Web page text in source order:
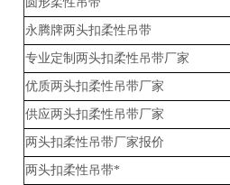
永腾牌两头扣柔性吊带
专业定制两头扣柔性吊带厂家
优质两头扣柔性吊带厂家
供应两头扣柔性吊带厂家
两头扣柔性吊带厂家报价
两头扣柔性吊带*